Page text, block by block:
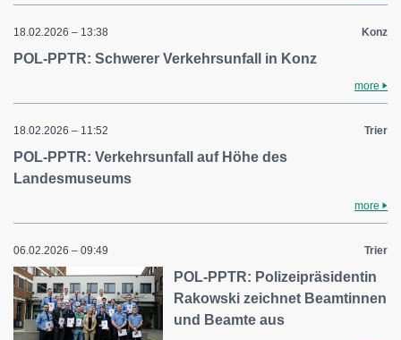
18.02.2026 – 13:38 Konz
POL-PPTR: Schwerer Verkehrsunfall in Konz
more
18.02.2026 – 11:52 Trier
POL-PPTR: Verkehrsunfall auf Höhe des
Landesmuseums
more
06.02.2026 – 09:49 Trier
POL-PPTR: Polizeipräsidentin
Rakowski zeichnet Beamtinnen
und Beamte aus